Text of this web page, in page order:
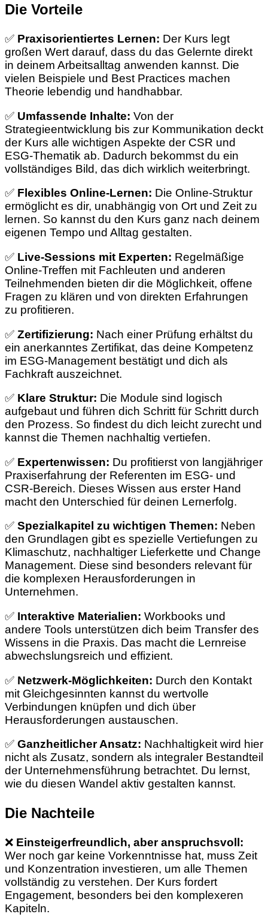
Die Vorteile
✅ Praxisorientiertes Lernen: Der Kurs legt
großen Wert darauf, dass du das Gelernte direkt
in deinem Arbeitsalltag anwenden kannst. Die
vielen Beispiele und Best Practices machen
Theorie lebendig und handhabbar.
✅ Umfassende Inhalte: Von der
Strategieentwicklung bis zur Kommunikation deckt
der Kurs alle wichtigen Aspekte der CSR und
ESG-Thematik ab. Dadurch bekommst du ein
vollständiges Bild, das dich wirklich weiterbringt.
✅ Flexibles Online-Lernen: Die Online-Struktur
ermöglicht es dir, unabhängig von Ort und Zeit zu
lernen. So kannst du den Kurs ganz nach deinem
eigenen Tempo und Alltag gestalten.
✅ Live-Sessions mit Experten: Regelmäßige
Online-Treffen mit Fachleuten und anderen
Teilnehmenden bieten dir die Möglichkeit, offene
Fragen zu klären und von direkten Erfahrungen
zu profitieren.
✅ Zertifizierung: Nach einer Prüfung erhältst du
ein anerkanntes Zertifikat, das deine Kompetenz
im ESG-Management bestätigt und dich als
Fachkraft auszeichnet.
✅ Klare Struktur: Die Module sind logisch
aufgebaut und führen dich Schritt für Schritt durch
den Prozess. So findest du dich leicht zurecht und
kannst die Themen nachhaltig vertiefen.
✅ Expertenwissen: Du profitierst von langjähriger
Praxiserfahrung der Referenten im ESG- und
CSR-Bereich. Dieses Wissen aus erster Hand
macht den Unterschied für deinen Lernerfolg.
✅ Spezialkapitel zu wichtigen Themen: Neben
den Grundlagen gibt es spezielle Vertiefungen zu
Klimaschutz, nachhaltiger Lieferkette und Change
Management. Diese sind besonders relevant für
die komplexen Herausforderungen in
Unternehmen.
✅ Interaktive Materialien: Workbooks und
andere Tools unterstützen dich beim Transfer des
Wissens in die Praxis. Das macht die Lernreise
abwechslungsreich und effizient.
✅ Netzwerk-Möglichkeiten: Durch den Kontakt
mit Gleichgesinnten kannst du wertvolle
Verbindungen knüpfen und dich über
Herausforderungen austauschen.
✅ Ganzheitlicher Ansatz: Nachhaltigkeit wird hier
nicht als Zusatz, sondern als integraler Bestandteil
der Unternehmensführung betrachtet. Du lernst,
wie du diesen Wandel aktiv gestalten kannst.
Die Nachteile
❌ Einsteigerfreundlich, aber anspruchsvoll:
Wer noch gar keine Vorkenntnisse hat, muss Zeit
und Konzentration investieren, um alle Themen
vollständig zu verstehen. Der Kurs fordert
Engagement, besonders bei den komplexeren
Kapiteln.